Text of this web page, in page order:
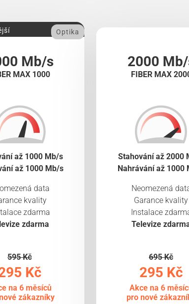
Mb/s
MAX 1000
Optika
až 1000 Mb/s
až 1000 Mb/s
data
kvality
zdarma
zdarma
595 Kč
Kč
na 6 měsíců
zákazníky
2000
FIBER MAX
Stahování až 2000
Nahrávání až 1000
Neomezená
Garance kvality
Instalace
Televize
695 Kč
295 Kč
Akce na 6
pro nové